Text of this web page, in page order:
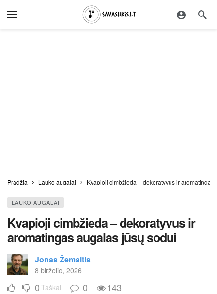
Pradžia Lauko augalai Kvapioji cimbžieda – dekoratyvus ir aromatingas
LAUKO AUGALAI
Kvapioji cimbžieda – dekoratyvus ir
aromatingas augalas jūsų sodui
Jonas Žemaitis
8 birželio, 2026
0 Taškai 0 143